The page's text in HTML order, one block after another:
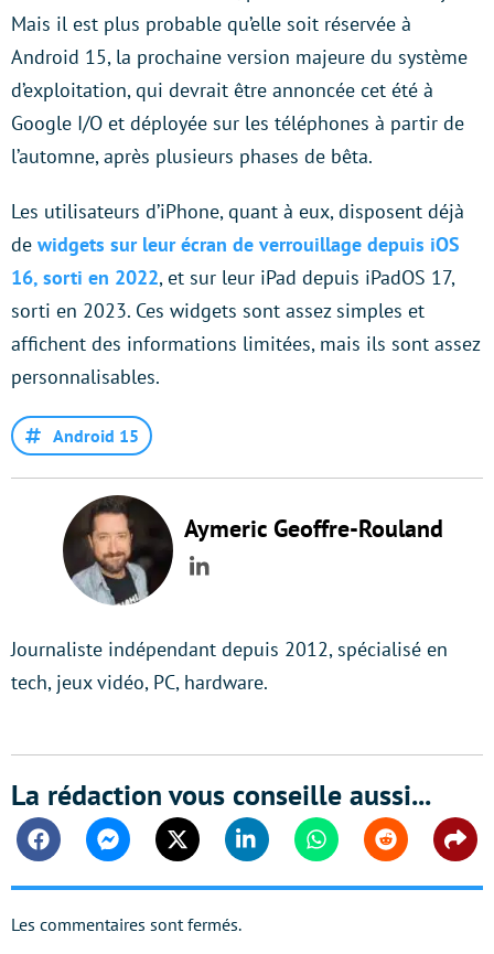
Mais il est plus probable qu’elle soit réservée à
Android 15, la prochaine version majeure du système
d’exploitation, qui devrait être annoncée cet été à
Google I/O et déployée sur les téléphones à partir de
l’automne, après plusieurs phases de bêta.
Les utilisateurs d’iPhone, quant à eux, disposent déjà
de widgets sur leur écran de verrouillage depuis iOS
16, sorti en 2022, et sur leur iPad depuis iPadOS 17,
sorti en 2023. Ces widgets sont assez simples et
affichent des informations limitées, mais ils sont assez
personnalisables.
Android 15
Aymeric Geoffre-Rouland
LinkedIn
Journaliste indépendant depuis 2012, spécialisé en
tech, jeux vidéo, PC, hardware.
La rédaction vous conseille aussi...
FacebookMessengerTwitter Linkedin WhatsappReddit
Les commentaires sont fermés.